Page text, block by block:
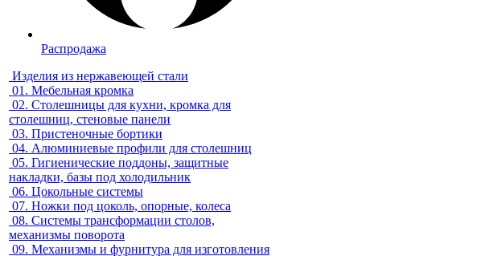
Распродажа
Изделия из нержавеющей стали
01. Мебельная кромка
02. Столешницы для кухни, кромка для
столешниц, стеновые панели
03. Пристеночные бортики
04. Алюминиевые профили для столешниц
05. Гигиенические поддоны, защитные
накладки, базы под холодильник
06. Цокольные системы
07. Ножки под цоколь, опорные, колеса
08. Системы трансформации столов,
механизмы поворота
09. Механизмы и фурнитура для изготовления